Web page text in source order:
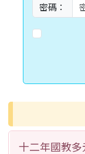
密碼：
十二年國教多